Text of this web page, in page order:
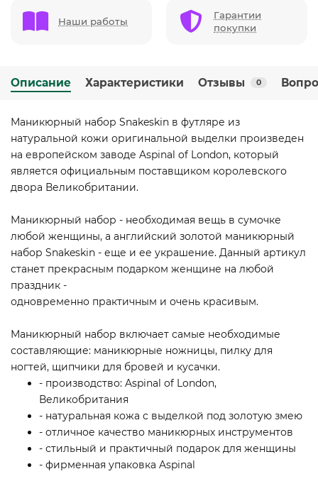
Наши работы
Гарантии
покупки
Описание Характеристики Отзывы 0
Маникюрный набор Snakeskin в футляре из
натуральной кожи оригинальной выделки произведен
на европейском заводе Aspinal of London, который
является официальным поставщиком королевского
двора Великобритании.
Маникюрный набор - необходимая вещь в сумочке
любой женщины, а английский золотой маникюрный
набор Snakeskin - еще и ее украшение. Данный артикул
станет прекрасным подарком женщине на любой
праздник -
одновременно практичным и очень красивым.
Маникюрный набор включает самые необходимые
составляющие: маникюрные ножницы, пилку для
ногтей, щипчики для бровей и кусачки.
- производство: Aspinal of London,
Великобритания
- натуральная кожа с выделкой под золотую змею
- отличное качество маникюрных инструментов
- стильный и практичный подарок для женщины
- фирменная упаковка Aspinal